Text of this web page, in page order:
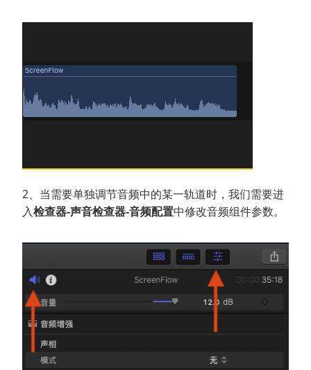
2、当需要单独调节音频中的某一轨道时，我们需要进
入检查器-声音检查器-音频配置中修改音频组件参数。